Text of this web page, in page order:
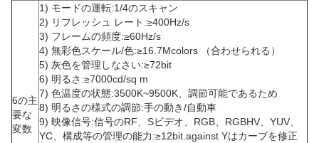
6の主
要な
変数
1) モードの運転:1/4のスキャン
2) リフレッシュ レート:≥400Hz/s
3) フレームの頻度:≥60Hz/s
4) 無彩色スケール/色:≥16.7Mcolors （合わせられる）
5) 灰色を管理しなさい:≥72bit
6) 明るさ:≥7000cd/sq m
7) 色温度の状態:3500K~9500K、調節可能であるため
8) 明るさの様式の調節:手の動き/自動車
9) 映像信号:信号のRF、Sビデオ、RGB、RGBHV、YUV、
YC、構成等の管理の能力:≥12bit.against Yはカーブを修正